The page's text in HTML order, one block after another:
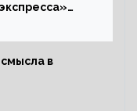
смысла в